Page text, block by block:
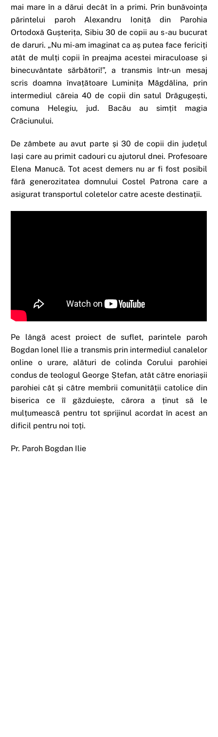
mai mare în a dărui decât în a primi. Prin bunăvoința
părintelui paroh Alexandru Ioniță din Parohia
Ortodoxă Gușterița, Sibiu 30 de copii au s-au bucurat
de daruri. „Nu mi-am imaginat ca aș putea face fericiți
atât de mulți copii în preajma acestei miraculoase și
binecuvântate sărbători!”, a transmis într-un mesaj
scris doamna învațătoare Luminița Măgdălina, prin
intermediul căreia 40 de copii din satul Drăgugești,
comuna Helegiu, jud. Bacău au simțit magia
Crăciunului.
De zâmbete au avut parte și 30 de copii din județul
Iași care au primit cadouri cu ajutorul dnei. Profesoare
Elena Manucă. Tot acest demers nu ar fi fost posibil
fără generozitatea domnului Costel Patrona care a
asigurat transportul coletelor catre aceste destinații.
Pe lângă acest proiect de suflet, parintele paroh
Bogdan Ionel Ilie a transmis prin intermediul canalelor
online o urare, alături de colinda Corului parohiei
condus de teologul George Ștefan, atât către enoriașii
parohiei cât și către membrii comunității catolice din
biserica ce îî găzduiește, cărora a ținut să le
mulțumească pentru tot sprijinul acordat în acest an
dificil pentru noi toți.
Pr. Paroh Bogdan Ilie